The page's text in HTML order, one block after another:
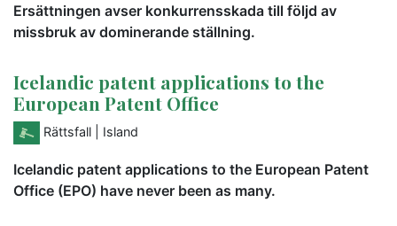
Ersättningen avser konkurrensskada till följd av
missbruk av dominerande ställning.
Icelandic patent applications to the
European Patent Office
Rättsfall | Island
Icelandic patent applications to the European Patent
Office (EPO) have never been as many.